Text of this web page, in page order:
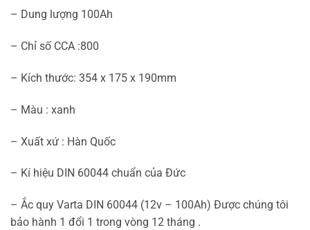
– Dung lượng 100Ah
– Chỉ số CCA :800
– Kích thước: 354 x 175 x 190mm
– Màu : xanh
– Xuất xứ : Hàn Quốc
– Kí hiệu DIN 60044 chuẩn của Đức
– Ắc quy Varta DIN 60044 (12v – 100Ah) Được chúng tôi
bảo hành 1 đổi 1 trong vòng 12 tháng .